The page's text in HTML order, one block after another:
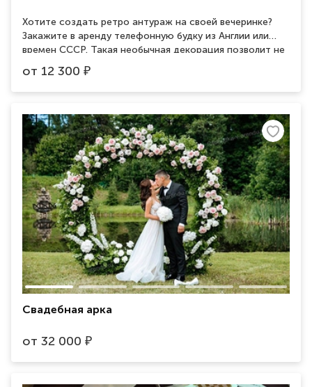
Хотите создать ретро антураж на своей вечеринке?
Закажите в аренду телефонную будку из Англии или
времен СССР. Такая необычная декорация позволит не
только оформить вечеринку в стиле ретро, но и
устроить гостям неплохую зону для фотографий.
от 12 300 ₽
Свадебная арка
от 32 000 ₽